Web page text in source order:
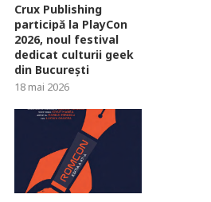
Crux Publishing
participă la PlayCon
2026, noul festival
dedicat culturii geek
din București
18 mai 2026